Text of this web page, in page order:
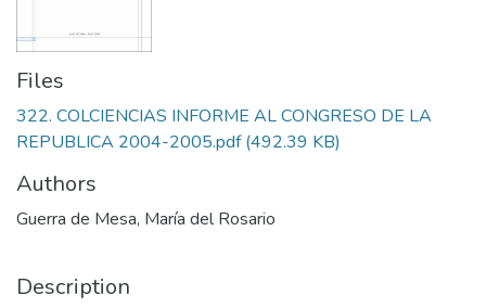
Files
322. COLCIENCIAS INFORME AL CONGRESO DE LA
REPUBLICA 2004-2005.pdf(492.39 KB)
Authors
Guerra de Mesa, María del Rosario
Description